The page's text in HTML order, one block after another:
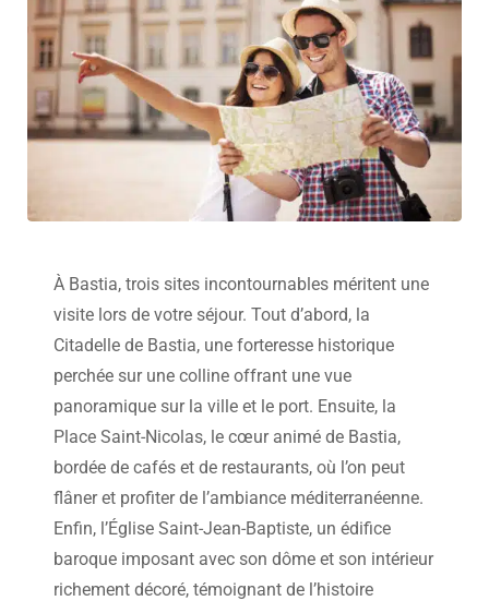
À Bastia, trois sites incontournables méritent une
visite lors de votre séjour. Tout d’abord, la
Citadelle de Bastia, une forteresse historique
perchée sur une colline offrant une vue
panoramique sur la ville et le port. Ensuite, la
Place Saint-Nicolas, le cœur animé de Bastia,
bordée de cafés et de restaurants, où l’on peut
flâner et profiter de l’ambiance méditerranéenne.
Enfin, l’Église Saint-Jean-Baptiste, un édifice
baroque imposant avec son dôme et son intérieur
richement décoré, témoignant de l’histoire